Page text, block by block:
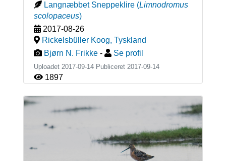
Langnæbbet Sneppeklire (Limnodromus
scolopaceus)
2017-08-26
Rickelsbüller Koog, Tyskland
Bjørn N. Frikke - Se profil
Uploadet 2017-09-14 Publiceret 2017-09-14
1897